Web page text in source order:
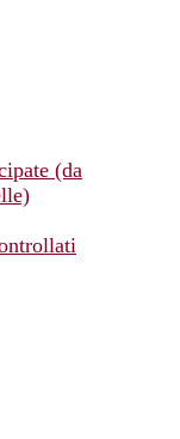
(da